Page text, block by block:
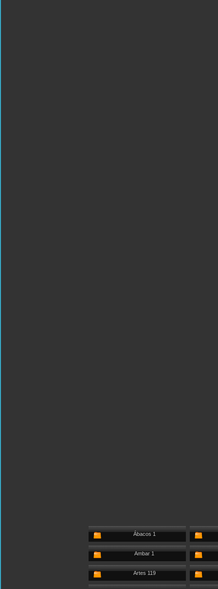
Ábacos 1
Ambar 1
Artes 119